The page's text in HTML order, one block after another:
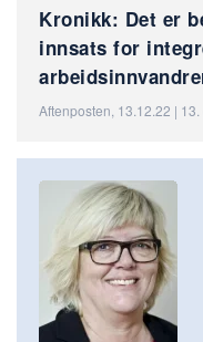
Kronikk: Det er
innsats for
Aftenposten, 13.12.22 |